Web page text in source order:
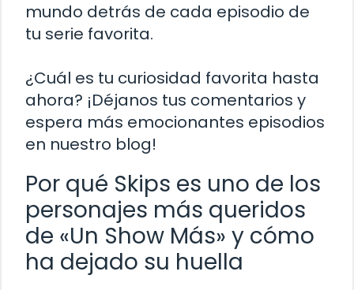
mundo detrás de cada episodio de
tu serie favorita.
¿Cuál es tu curiosidad favorita hasta
ahora? ¡Déjanos tus comentarios y
espera más emocionantes episodios
en nuestro blog!
Por qué Skips es uno de los
personajes más queridos
de «Un Show Más» y cómo
ha dejado su huella